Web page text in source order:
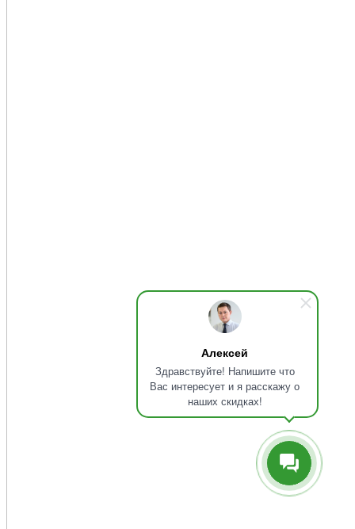
Алексей
Здравствуйте! Напишите что
Вас интересует и я расскажу о
наших скидках!